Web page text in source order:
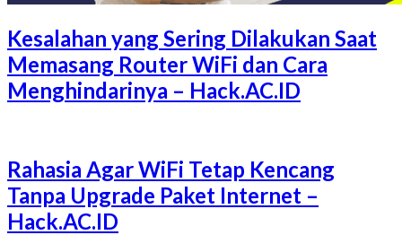
Kesalahan yang Sering Dilakukan Saat
Memasang Router WiFi dan Cara
Menghindarinya – Hack.AC.ID
Rahasia Agar WiFi Tetap Kencang
Tanpa Upgrade Paket Internet –
Hack.AC.ID